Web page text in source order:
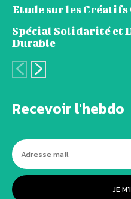
Etude sur les
Spécial Solidarité et
Durable
Recevoir l'hebdo
JE